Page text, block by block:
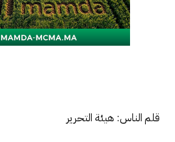
قلم الناس: هيئة التحرير